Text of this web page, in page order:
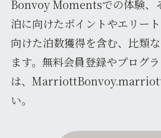
Bonvoy Momentsでの体験、
泊に向けたポイントやエリー
向けた泊数獲得を含む、比類
ます。無料会員登録やプログ
は、
い。